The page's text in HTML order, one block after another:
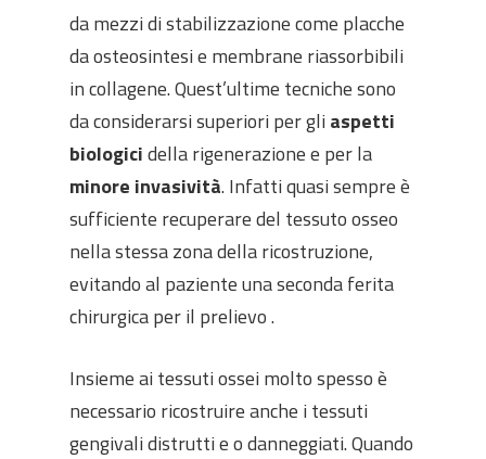
da mezzi di stabilizzazione come placche
da osteosintesi e membrane riassorbibili
in collagene. Quest’ultime tecniche sono
da considerarsi superiori per gli aspetti
biologicidella rigenerazione e per la
minore invasività. Infatti quasi sempre è
sufficiente recuperare del tessuto osseo
nella stessa zona della ricostruzione,
evitando al paziente una seconda ferita
chirurgica per il prelievo .
Insieme ai tessuti ossei molto spesso è
necessario ricostruire anche i tessuti
gengivali distrutti e o danneggiati. Quando